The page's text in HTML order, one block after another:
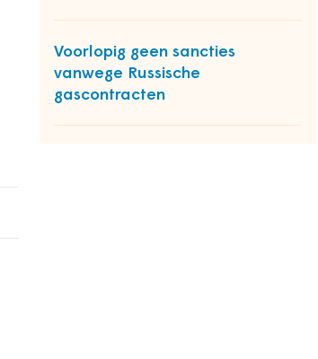
Voorlopig geen sancties
vanwege Russische
gascontracten